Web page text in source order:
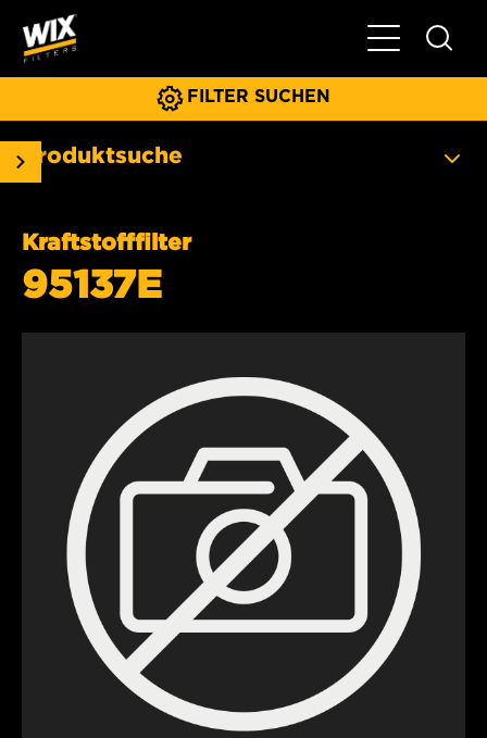
FILTER SUCHEN
Produktsuche
Kraftstofffilter
95137E